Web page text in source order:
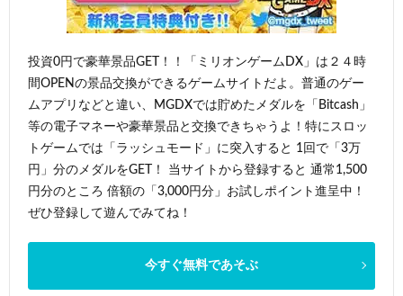
投資0円で豪華景品GET！！「ミリオンゲームDX」は２４時
間OPENの景品交換ができるゲームサイトだよ。普通のゲー
ムアプリなどと違い、MGDXでは貯めたメダルを「Bitcash」
等の電子マネーや豪華景品と交換できちゃうよ！特にスロッ
トゲームでは「ラッシュモード」に突入すると 1回で「3万
円」分のメダルをGET！ 当サイトから登録すると 通常1,500
円分のところ 倍額の「3,000円分」お試しポイント進呈中！
ぜひ登録して遊んでみてね！
今すぐ無料であそぶ